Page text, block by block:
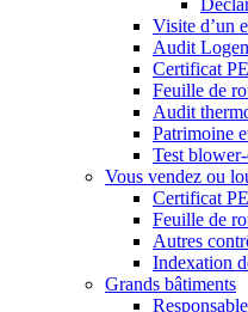
Visite d’un
Audit
Certificat
Feuille de
Audit
Patrimoine
Test
Vous vendez ou
Certificat
Feuille de
Autres
Indexation
Grands bâtiments